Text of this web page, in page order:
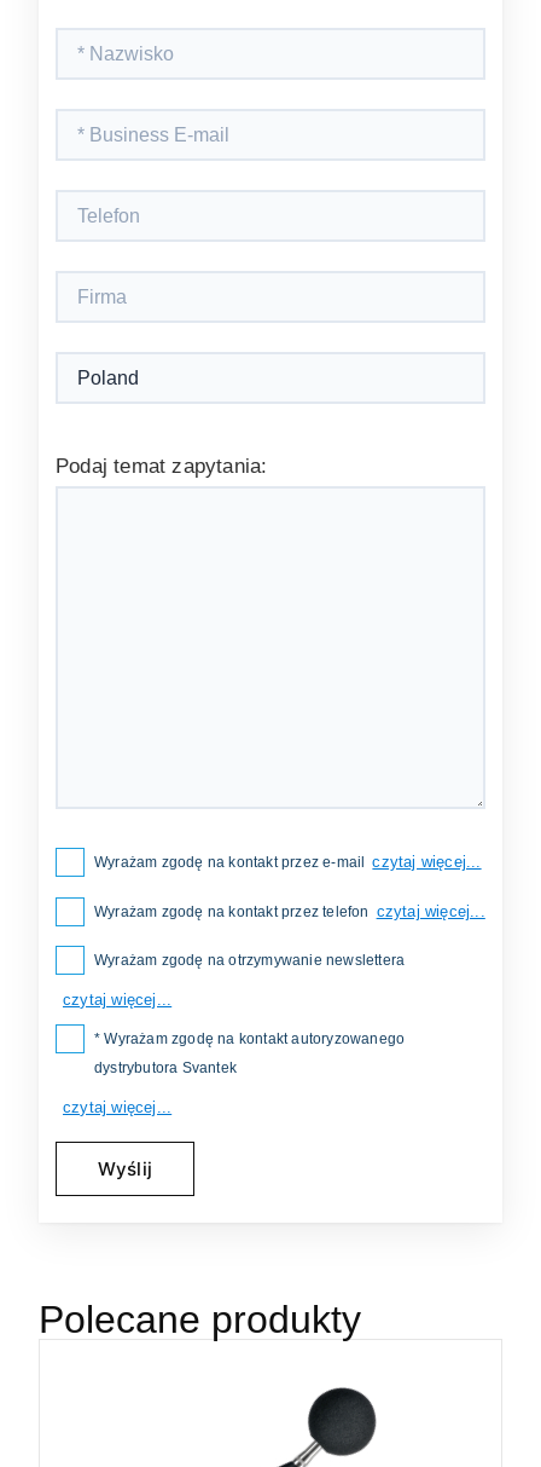
Podaj temat zapytania:
Wyrażam zgodę na kontakt przez e-mail czytaj więcej...
Wyrażam zgodę na kontakt przez telefon czytaj więcej...
Wyrażam zgodę na otrzymywanie newslettera
czytaj więcej...
* Wyrażam zgodę na kontakt autoryzowanego
dystrybutora Svantek
czytaj więcej...
Polecane produkty